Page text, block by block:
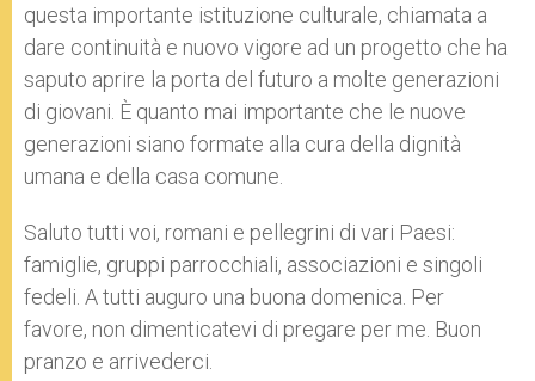
questa importante istituzione culturale, chiamata a
dare continuità e nuovo vigore ad un progetto che ha
saputo aprire la porta del futuro a molte generazioni
di giovani. È quanto mai importante che le nuove
generazioni siano formate alla cura della dignità
umana e della casa comune.
Saluto tutti voi, romani e pellegrini di vari Paesi:
famiglie, gruppi parrocchiali, associazioni e singoli
fedeli. A tutti auguro una buona domenica. Per
favore, non dimenticatevi di pregare per me. Buon
pranzo e arrivederci.